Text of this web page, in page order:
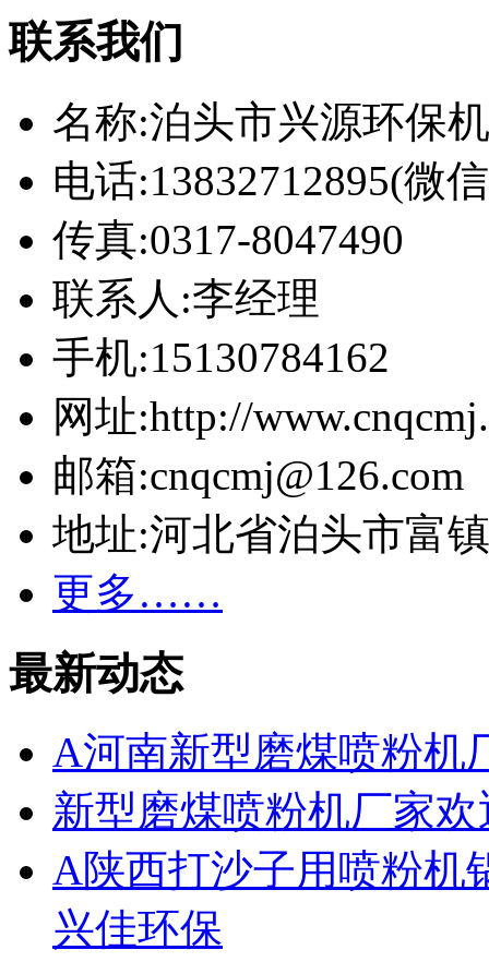
联系我们
名称:泊头市兴源环保
电话:13832712895(微
传真:0317-8047490
联系人:李经理
手机:15130784162
网址:http://
邮箱:cnqcmj@126.com
地址:河北省泊头市富
更多……
最新动态
A河南新型磨煤喷粉机
新型磨煤喷粉机厂家
A陕西打沙子用喷粉机
兴佳环保